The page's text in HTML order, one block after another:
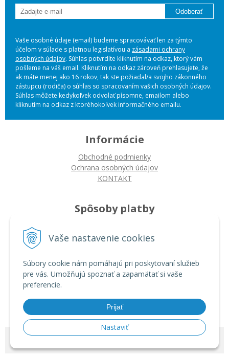
Vaše nastavenie cookies
Súbory cookie nám pomáhajú pri poskytovaní služieb
pre vás. Umožňujú spoznať a zapamätať si vaše
preferencie.
Prijať
Nastaviť
Odoberať
Vaše osobné údaje (email) budeme spracovávať len za týmto
účelom v súlade s platnou legislatívou a zásadami ochrany
osobných údajov. Súhlas potvrdíte kliknutím na odkaz, ktorý vám
pošleme na váš email. Kliknutím na odkaz zároveň prehlasujete, že
ak máte menej ako 16 rokov, tak ste požiadal/a svojho zákonného
zástupcu (rodiča) o súhlas so spracovaním vašich osobných údajov.
Súhlas môžete kedykoľvek odvolať písomne, emailom alebo
kliknutím na odkaz z ktoréhokoľvek informačného emailu.
Informácie
Obchodné podmienky
Ochrana osobných údajov
KONTAKT
Spôsoby platby
Platba bankovým prevodom
Ako nakupovať
Autorizované servisy
© 2026 ARDIN •tvorba eshopu cez UNIobchod,webhostingspoločnosti